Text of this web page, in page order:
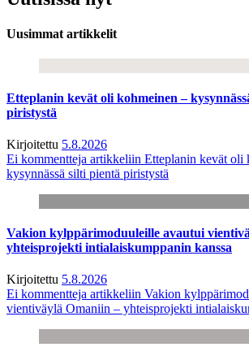
Uusimmat artikkelit
Etteplanin kevät oli kohmeinen –
piristystä
Kirjoitettu 5.8.2026
Ei kommentteja artikkeliin Etteplanin kevät oli
kysynnässä silti pientä piristystä
Vakion kylppärimoduuleille avautui
yhteisprojekti intialaiskumppanin kanssa
Kirjoitettu 5.8.2026
Ei kommentteja artikkeliin Vakion
vientiväylä Omaniin – yhteisprojekti